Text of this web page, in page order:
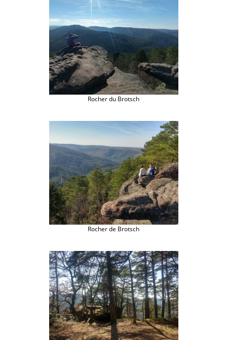
Rocher du Brotsch
Rocher de Brotsch